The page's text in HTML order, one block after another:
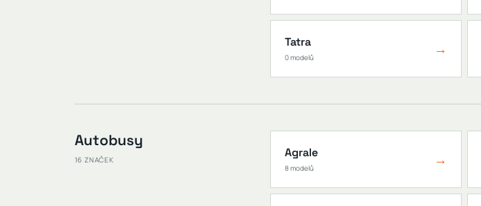
Tatra
0 modelů →
Autobusy
16 ZNAČEK Agrale
8 modelů →